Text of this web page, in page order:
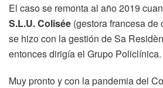
El caso se remonta al año 2019
S.L.U.Colisée (gestora francesa de
se hizo con la gestión de Sa
entonces dirigía el Grupo Policlínica.
Muy pronto y con la pandemia del